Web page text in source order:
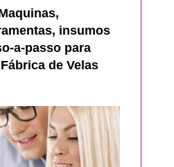
insumos
a-passo para
de Velas